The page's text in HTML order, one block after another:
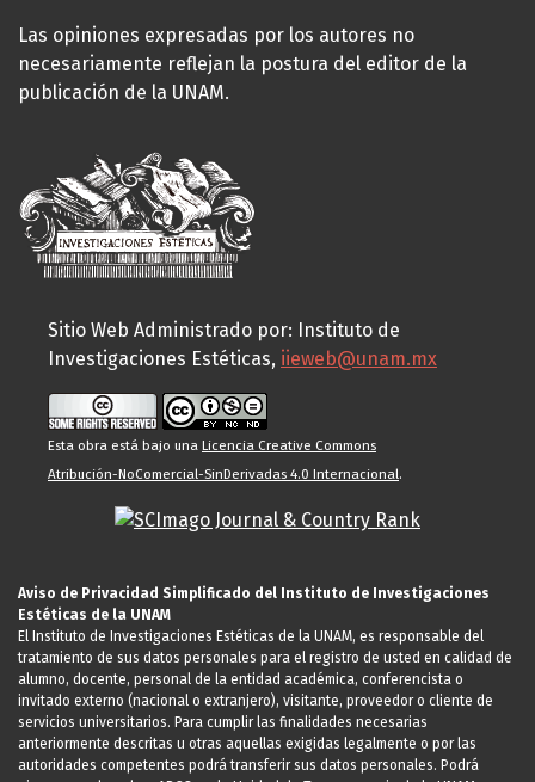
Las opiniones expresadas por los autores no
necesariamente reflejan la postura del editor de la
publicación de la UNAM.
Sitio Web Administrado por: Instituto de
Investigaciones Estéticas, iieweb@unam.mx
Esta obra está bajo una Licencia Creative Commons
Atribución-NoComercial-SinDerivadas 4.0 Internacional.
Aviso de Privacidad Simplificado del Instituto de Investigaciones
Estéticas de la UNAM
El Instituto de Investigaciones Estéticas de la UNAM, es responsable del
tratamiento de sus datos personales para el registro de usted en calidad de
alumno, docente, personal de la entidad académica, conferencista o
invitado externo (nacional o extranjero), visitante, proveedor o cliente de
servicios universitarios. Para cumplir las finalidades necesarias
anteriormente descritas u otras aquellas exigidas legalmente o por las
autoridades competentes podrá transferir sus datos personales. Podrá